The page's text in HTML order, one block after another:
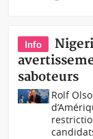
Info
saboteurs
Rolf